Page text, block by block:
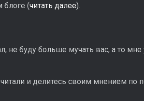
блоге (читать далее).
не буду больше мучать вас, а то
и делитесь своим мнением по